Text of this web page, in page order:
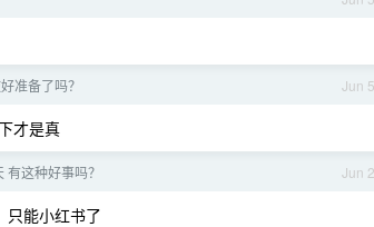
Jun 5
准备了吗？
才是真
Jun 2
这种好事吗？
只能小红书了